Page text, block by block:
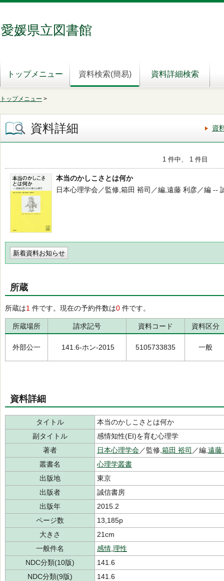
愛媛県立図書館
トップメニュー 資料検索(簡易) 資料詳細検索
トップメニュー >
資料詳細 資
1 件中、 1 件目
本当のかしこさとは何か
日本心理学会／監修,箱田 裕司／編,遠藤 利彦／編 --
新着資料お知らせ
所蔵
所蔵は1 件です。現在の予約件数は0 件です。
所蔵場所 請求記号 資料コード 資料区分
外部公一 141.6-ホン-2015 5105733835 一般
資料詳細
タイトル
本当のかしこさとは何か
副タイトル
感情知性(EI)を育む心理学
著者
日本心理学会／監修, 箱田 裕司 ／編, 遠藤
叢書名
心理学叢書
出版地
東京
出版者
誠信書房
出版年
2015.2
ページ数
13,185p
大きさ
21cm
一般件名
感情 理性
NDC分類(10版)
141.6
NDC分類(9版)
141.6